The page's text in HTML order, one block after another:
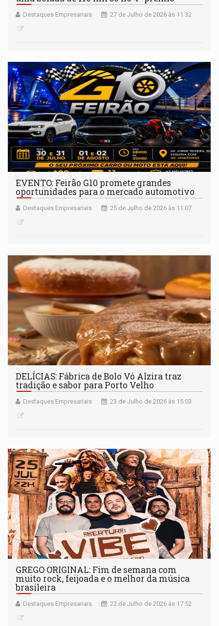
Destaques Empresariais 27 de Julho de 2026 às 11:32
EVENTO: Feirão G10 promete grandes
oportunidades para o mercado automotivo
Destaques Empresariais 25 de Julho de 2026 às 11:07
DELÍCIAS: Fábrica de Bolo Vó Alzira traz
tradição e sabor para Porto Velho
Destaques Empresariais 23 de Julho de 2026 às 15:03
GREGO ORIGINAL: Fim de semana com
muito rock, feijoada e o melhor da música
brasileira
Destaques Empresariais 22 de Julho de 2026 às 17:52